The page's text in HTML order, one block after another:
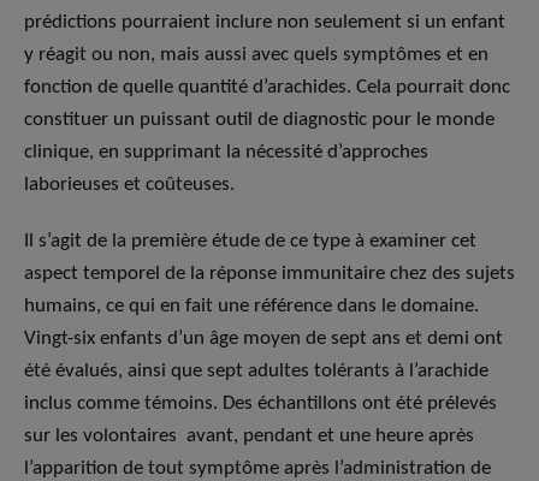
prédictions pourraient inclure non seulement si un enfant
y réagit ou non, mais aussi avec quels symptômes et en
fonction de quelle quantité d’arachides. Cela pourrait donc
constituer un puissant outil de diagnostic pour le monde
clinique, en supprimant la nécessité d’approches
laborieuses et coûteuses.
Il s’agit de la première étude de ce type à examiner cet
aspect temporel de la réponse immunitaire chez des sujets
humains, ce qui en fait une référence dans le domaine.
Vingt-six enfants d’un âge moyen de sept ans et demi ont
été évalués, ainsi que sept adultes tolérants à l’arachide
inclus comme témoins. Des échantillons ont été prélevés
sur les volontaires avant, pendant et une heure après
l’apparition de tout symptôme après l’administration de